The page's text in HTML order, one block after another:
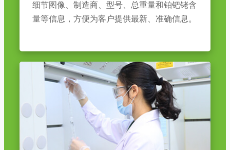
细节图像、制造商、型号、总重量和铂钯铑含
量等信息，方便为客户提供最新、准确信息。